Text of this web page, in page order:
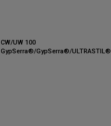
CW/UW 100
GypSerra®/GypSerra®/ULTRASTIL®